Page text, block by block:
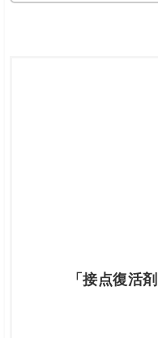
「接点復活